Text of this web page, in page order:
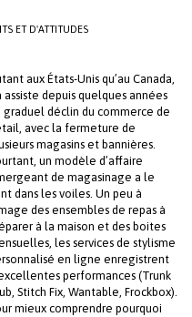
ET D'ATTITUDES
aux États-Unis qu’au Canada,
assiste depuis quelques années
graduel déclin du commerce de
avec la fermeture de
magasins et bannières.
un modèle d’affaire
de magasinage a le
dans les voiles. Un peu à
des ensembles de repas à
à la maison et des boites
les services de stylisme
en ligne enregistrent
performances (Trunk
Stitch Fix, Wantable, Frockbox).
mieux comprendre pourquoi